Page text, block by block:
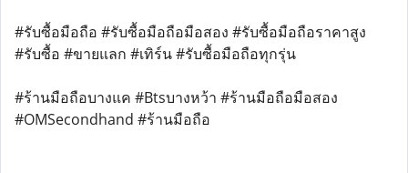
#รับซื้อมือถือ #รับซื้อมือถือมือสอง #รับซื้อมือถือราคาสูง
#รับซื้อ #ขายแลก #เทิร์น #รับซื้อมือถือทุกรุ่น
#ร้านมือถือบางแค #Btsบางหว้า #ร้านมือถือมือสอง
#OMSecondhand #ร้านมือถือ